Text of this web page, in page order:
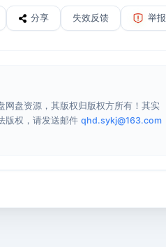
分享 失效反馈 举报
网盘资源，其版权归版权方所有！其实
版权，请发送邮件 qhd.sykj@163.com